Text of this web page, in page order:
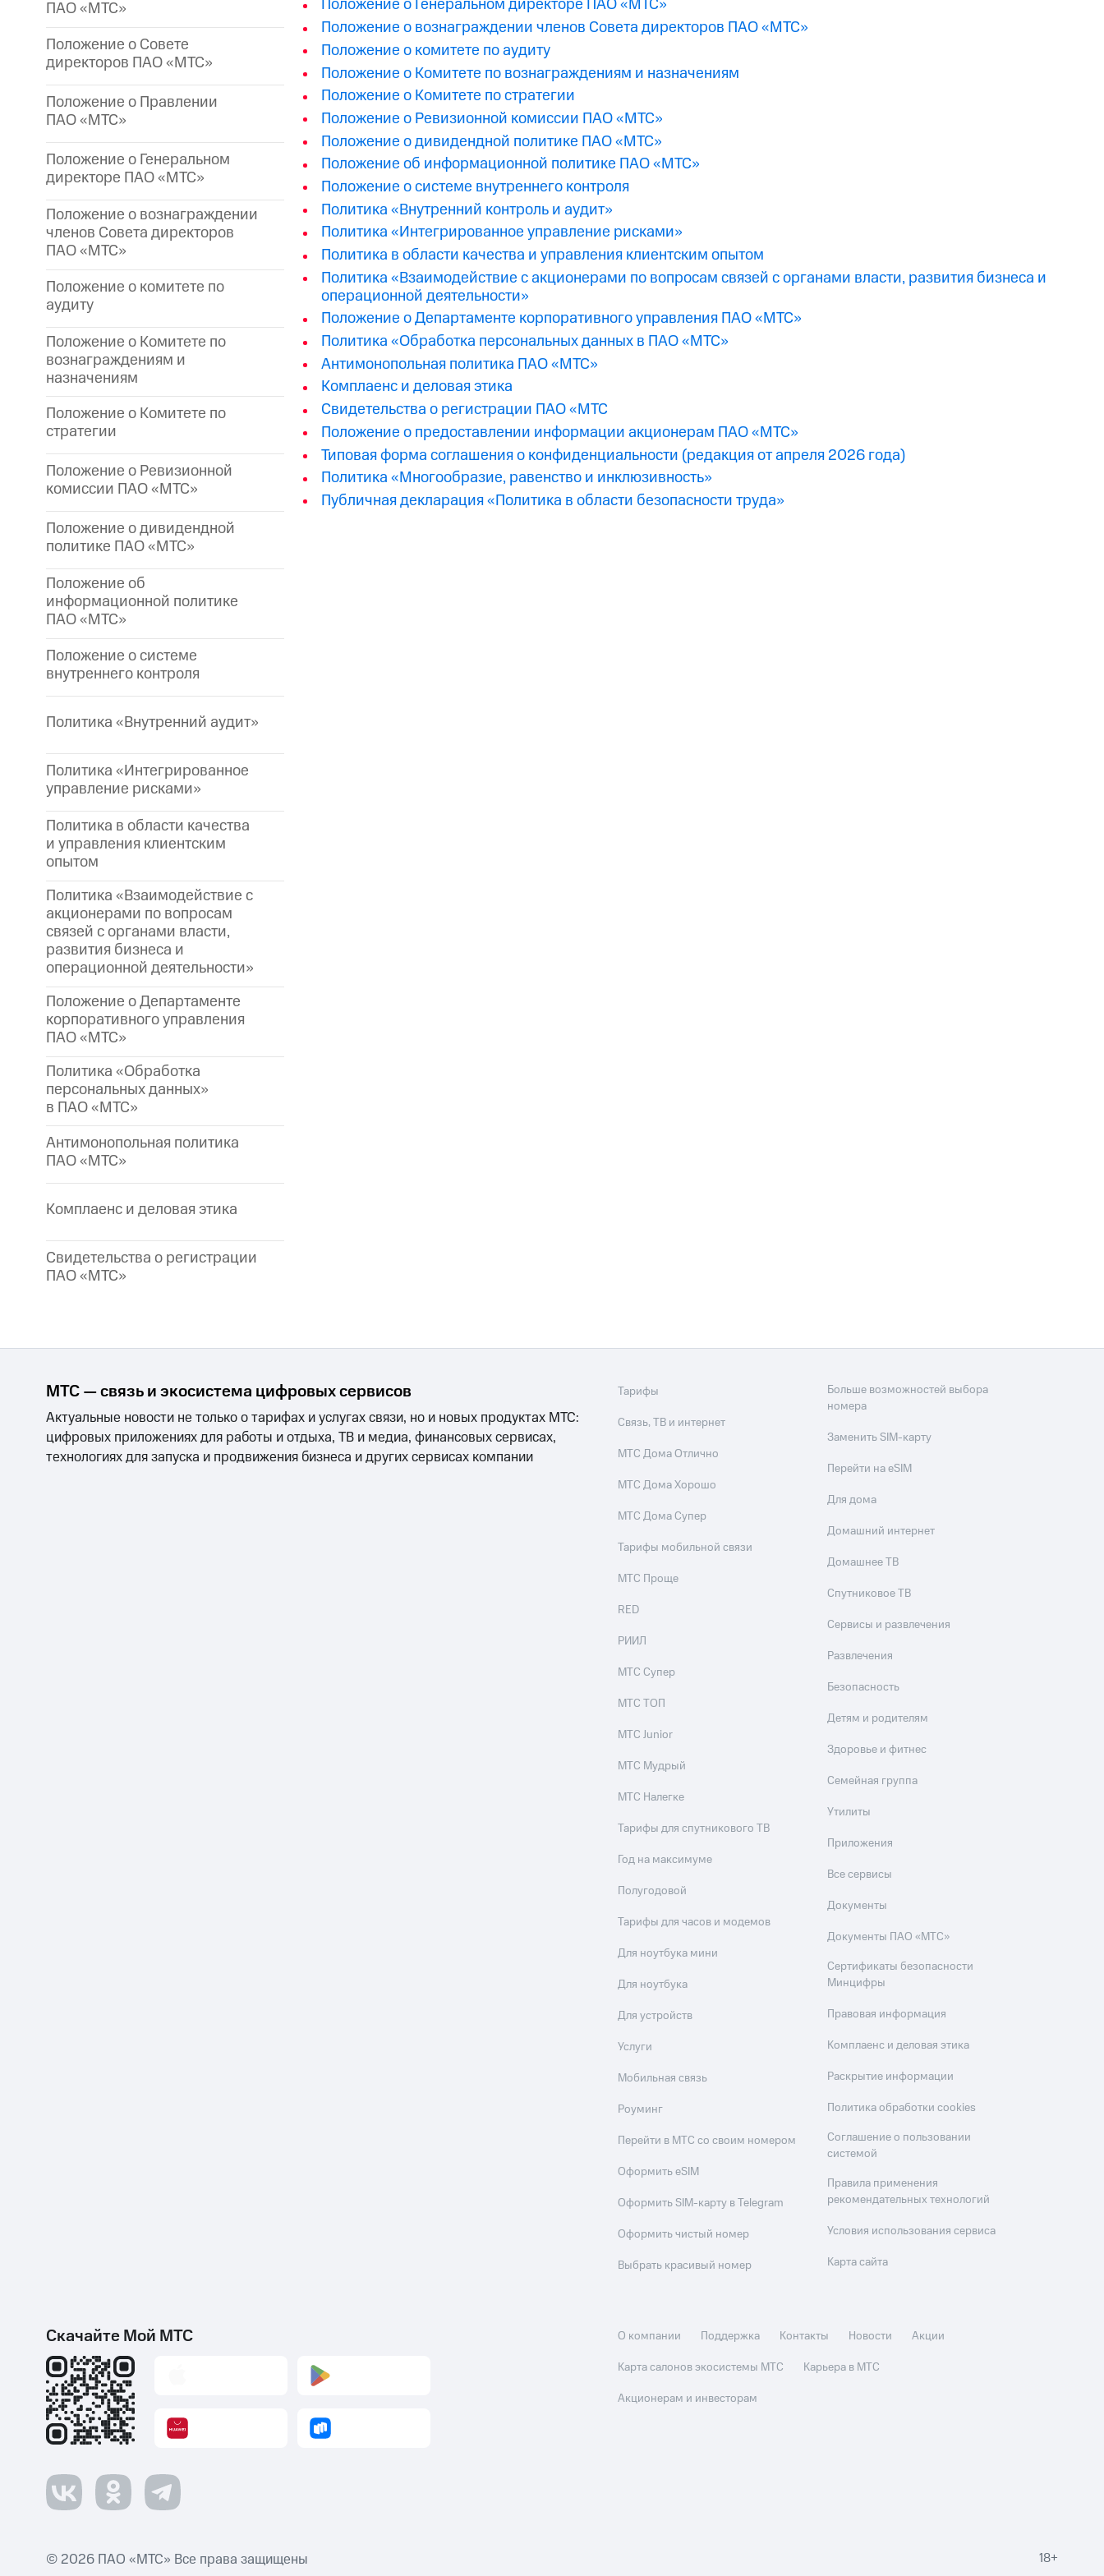
ПАО «МТС»
Положение о Совете
директоров ПАО «МТС»
Положение о Правлении
ПАО «МТС»
Положение о Генеральном
директоре ПАО «МТС»
Положение о вознаграждении
членов Совета директоров
ПАО «МТС»
Положение о комитете по
аудиту
Положение о Комитете по
вознаграждениям и
назначениям
Положение о Комитете по
стратегии
Положение о Ревизионной
комиссии ПАО «МТС»
Положение о дивидендной
политике ПАО «МТС»
Положение об
информационной политике
ПАО «МТС»
Положение о системе
внутреннего контроля
Политика «Внутренний аудит»
Политика «Интегрированное
управление рисками»
Политика в области качества
и управления клиентским
опытом
Политика «Взаимодействие с
акционерами по вопросам
связей с органами власти,
развития бизнеса и
операционной деятельности»
Положение о Департаменте
корпоративного управления
ПАО «МТС»
Политика «Обработка
персональных данных»
в ПАО «МТС»
Антимонопольная политика
ПАО «МТС»
Комплаенс и деловая этика
Свидетельства о регистрации
ПАО «МТС»
Положение о Генеральном директоре ПАО «МТС»
Положение о вознаграждении членов Совета директоров ПАО «МТС»
Положение о комитете по аудиту
Положение о Комитетe по вознаграждениям и назначениям
Положение о Комитете по стратегии
Положение о Ревизионной комиссии ПАО «МТС»
Положение о дивидендной политике ПАО «МТС»
Положение об информационной политике ПАО «МТС»
Положение о системе внутреннего контроля
Политика «Внутренний контроль и аудит»
Политика «Интегрированное управление рисками»
Политика в области качества и управления клиентским опытом
Политика «Взаимодействие с акционерами по вопросам связей с органами власти, развития бизнеса и
операционной деятельности»
Положение о Департаменте корпоративного управления ПАО «МТС»
Политика «Обработка персональных данных в ПАО «МТС»
Антимонопольная политика ПАО «МТС»
Комплаенс и деловая этика
Свидетельства о регистрации ПАО «МТС
Положение о предоставлении информации акционерам ПАО «МТС»
Типовая форма соглашения о конфиденциальности (редакция от апреля 2026 года)
Политика «Многообразие, равенство и инклюзивность»
Публичная декларация «Политика в области безопасности труда»
МТС — связь и экосистема цифровых сервисов
Актуальные новости не только о тарифах и услугах связи, но и новых продуктах МТС:
цифровых приложениях для работы и отдыха, ТВ и медиа, финансовых сервисах,
технологиях для запуска и продвижения бизнеса и других сервисах компании
Тарифы
Связь, ТВ и интернет
МТС Дома Отлично
МТС Дома Хорошо
МТС Дома Супер
Тарифы мобильной связи
МТС Проще
RED
РИИЛ
МТС Супер
МТС ТОП
МТС Junior
МТС Мудрый
МТС Налегке
Тарифы для спутникового ТВ
Год на максимуме
Полугодовой
Тарифы для часов и модемов
Для ноутбука мини
Для ноутбука
Для устройств
Услуги
Мобильная связь
Роуминг
Перейти в МТС со своим номером
Оформить eSIM
Оформить SIM-карту в Telegram
Оформить чистый номер
Выбрать красивый номер
Больше возможностей выбора
номера
Заменить SIM-карту
Перейти на eSIM
Для дома
Домашний интернет
Домашнее ТВ
Спутниковое ТВ
Сервисы и развлечения
Развлечения
Безопасность
Детям и родителям
Здоровье и фитнес
Семейная группа
Утилиты
Приложения
Все сервисы
Документы
Документы ПАО «МТС»
Сертификаты безопасности
Минцифры
Правовая информация
Комплаенс и деловая этика
Раскрытие информации
Политика обработки cookies
Соглашение о пользовании
системой
Правила применения
рекомендательных технологий
Условия использования сервиса
Карта сайта
Скачайте Мой МТС О компании Поддержка Контакты Новости
Акции
Карта салонов экосистемы МТС
Карьера в МТС
Акционерам и инвесторам
© 2026 ПАО «МТС» Все права защищены 18+